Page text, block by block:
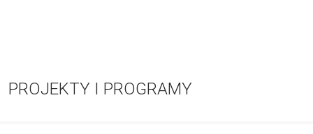
PROJEKTY I PROGRAMY